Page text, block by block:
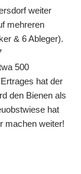
weiter
mehreren
& 6 Ableger).
500
hat der
den Bienen als
hat
machen weiter!